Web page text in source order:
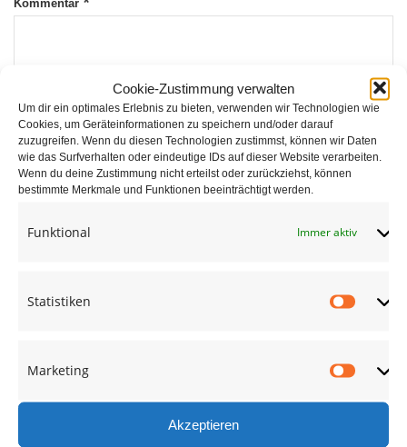
Cookie-Zustimmung verwalten
Um dir ein optimales Erlebnis zu bieten, verwenden wir Technologien wie
Cookies, um Geräteinformationen zu speichern und/oder darauf
zuzugreifen. Wenn du diesen Technologien zustimmst, können wir Daten
wie das Surfverhalten oder eindeutige IDs auf dieser Website verarbeiten.
Wenn du deine Zustimmung nicht erteilst oder zurückziehst, können
bestimmte Merkmale und Funktionen beeinträchtigt werden.
Funktional Immer aktiv
Statistiken
Marketing
Akzeptieren
Kommentar
Name *
*
Website
diesem Browser für die nächste Kommentierung speichern.